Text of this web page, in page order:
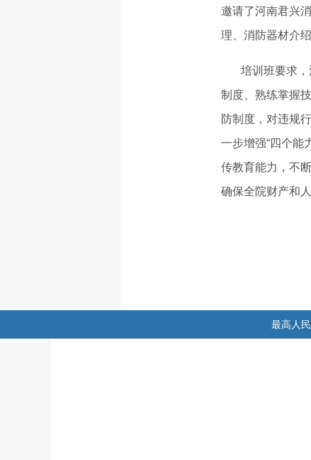
邀请了河南君兴
理、消防器材介
培训班要求，
制度、熟练掌握
防制度，对违规
一步增强“四个能
传教育能力，不
确保全院财产和人
最高人